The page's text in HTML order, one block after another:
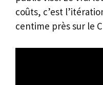
coûts, c’est
centime près sur le